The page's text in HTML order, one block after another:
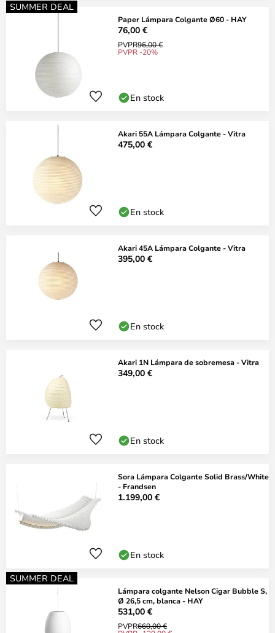
SUMMER DEAL
Paper Lámpara Colgante Ø60 - HAY
76,00 €
PVPR96,00 €
PVPR -20%
En stock
Akari 55A Lámpara Colgante - Vitra
475,00 €
En stock
Akari 45A Lámpara Colgante - Vitra
395,00 €
En stock
Akari 1N Lámpara de sobremesa - Vitra
349,00 €
En stock
Sora Lámpara Colgante Solid Brass/White
- Frandsen
1.199,00 €
En stock
SUMMER DEAL
Lámpara colgante Nelson Cigar Bubble S,
Ø 26,5 cm, blanca - HAY
531,00 €
PVPR660,00 €